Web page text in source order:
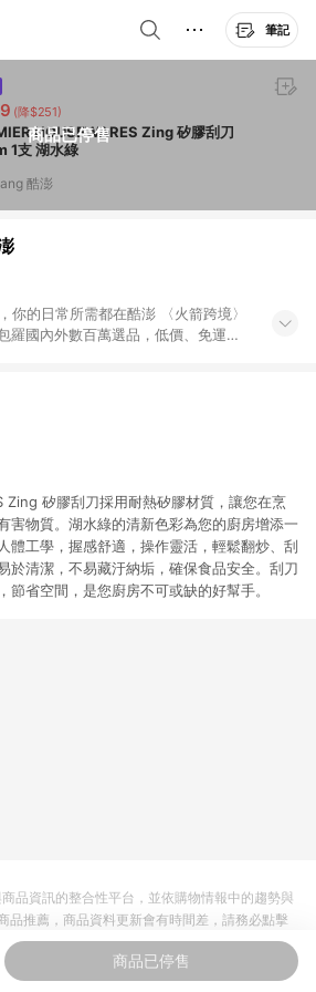
筆記
商品已停售
(降$251)
HOUSEWARES Zing 矽膠刮刀
29cm 1支 湖水綠
酷澎
的日常所需都在酷澎 〈火箭跨境〉
羅國內外數百萬選品，低價、免運，
火箭速配、火箭跨境優質選品不限金
Zing 矽膠刮刀採用耐熱矽膠材質，讓您在烹
害物質。湖水綠的清新色彩為您的廚房增添一
體工學，握感舒適，操作靈活，輕鬆翻炒、刮
於清潔，不易藏汙納垢，確保食品安全。刮刀
節省空間，是您廚房不可或缺的好幫手。
商品已停售
品資訊的整合性平台，並依購物情報中的趨勢與
品推薦，商品資料更新會有時間差，請務必點擊
現售價與購物條件，一切資訊以合作廠商網頁為